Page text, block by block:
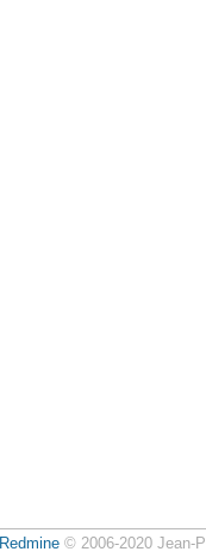
Redmine© 2006-2020 Jean-